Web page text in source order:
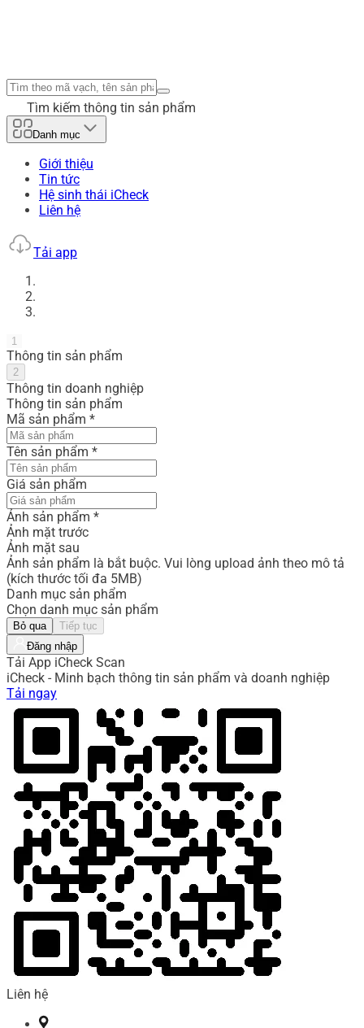
Tìm kiếm thông tin sản phẩm
Danh mục
Giới thiệu
Tin tức
Hệ sinh thái iCheck
Liên hệ
Tải app
1
Thông tin sản phẩm
2
Thông tin doanh nghiệp
Thông tin sản phẩm
Mã sản phẩm *
Tên sản phẩm *
Giá sản phẩm
Ảnh sản phẩm *
Ảnh mặt trước
Ảnh mặt sau
Ảnh sản phẩm là bắt buộc. Vui lòng upload ảnh theo mô tả
(kích thước tối đa 5MB)
Danh mục sản phẩm
Chọn danh mục sản phẩm
Bỏ qua
Tiếp tục
Đăng nhập
Tải App iCheck Scan
iCheck - Minh bạch thông tin sản phẩm và doanh nghiệp
Tải ngay
Liên hệ